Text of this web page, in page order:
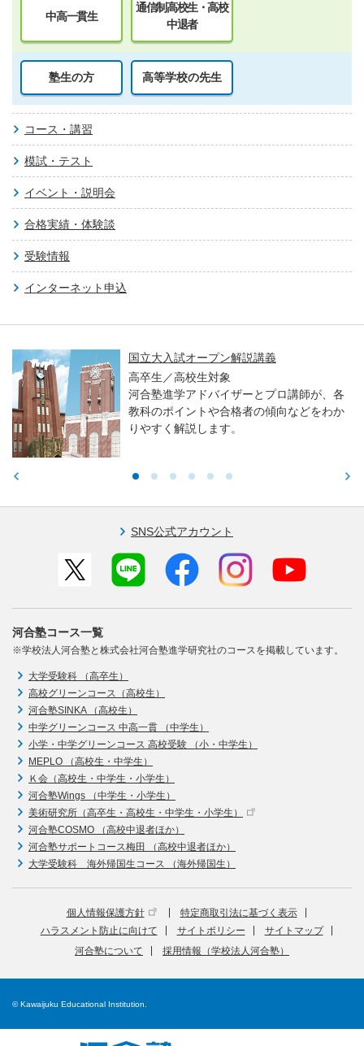
中高一貫生
通信制高校生・高校
中退者
塾生の方 高等学校の先生
コース・講習
模試・テスト
イベント・説明会
合格実績・体験談
受験情報
インターネット申込
国立大入試オープン解説講義
高卒生／高校生対象
河合塾進学アドバイザーとプロ講師が、各
教科のポイントや合格者の傾向などをわか
りやすく解説します。
SNS公式アカウント
河合塾コース一覧
※学校法人河合塾と株式会社河合塾進学研究社のコースを掲載しています。
大学受験科 （高卒生）
高校グリーンコース（高校生）
河合塾SINKA （高校生）
中学グリーンコース 中高一貫 （中学生）
小学・中学グリーンコース 高校受験 （小・中学生）
MEPLO （高校生・中学生）
Ｋ会（高校生・中学生・小学生）
河合塾Wings （中学生・小学生）
美術研究所（高卒生・高校生・中学生・小学生）
河合塾COSMO （高校中退者ほか）
河合塾サポートコース梅田 （高校中退者ほか）
大学受験科 海外帰国生コース （海外帰国生）
個人情報保護方針
特定商取引法に基づく表示
ハラスメント防止に向けて
サイトポリシー
サイトマップ
河合塾について
採用情報（学校法人河合塾）
© Kawaijuku Educational Institution.